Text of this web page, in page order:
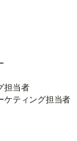
担当者
ケティング担当者